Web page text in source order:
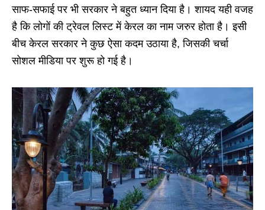
साफ-सफाई पर भी सरकार ने बहुत ध्यान दिया है। शायद यही वजह
है कि लोगों की ट्रेवल लिस्ट में केरल का नाम जरुर होता है। इसी
बीच केरल सरकार ने कुछ ऐसा कदम उठाया है, जिसकी चर्चा
सोशल मीडिया पर शुरू हो गई है।